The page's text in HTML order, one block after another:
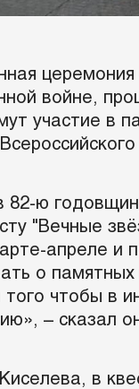
войне,
участие в
82-ю
"Вечные
апреле и
о
того чтобы в
– сказал
в